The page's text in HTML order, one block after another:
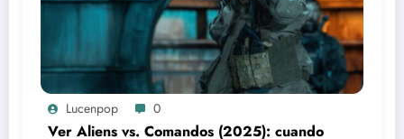
Lucenpop 0
Ver Aliens vs. Comandos (2025): cuando